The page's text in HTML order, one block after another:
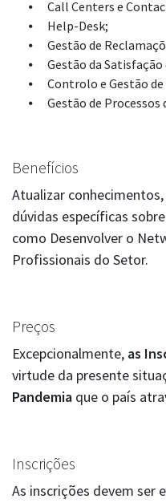
Call Centers e
Help-Desk;
Gestão de
Gestão da
Controlo e Gestão de
Gestão de
Benefícios
Atualizar
dúvidas específicas
como Desenvolver o
Profissionais do Setor.
Preços
Excepcionalmente, as
virtude da presente
Pandemia que o país
Inscrições
As inscrições devem ser